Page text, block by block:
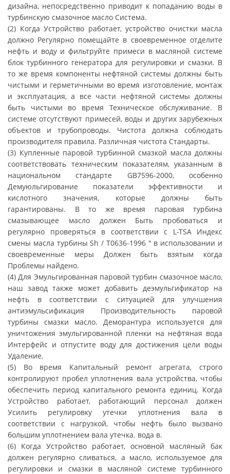
дизайна, непосредственно приводит к попаданию воды в
турбинскую смазочное масло Система.
(2) Когда Устройство работает, устройство очистки масла
должно Регулярно помещайте в своевременное отделите
нефть и воду и фильтруйте примеси в масляной системе
блок турбинного генератора для регулировки и смазки. В
то же время компоненты нефтяной системы должны быть
чистыми и герметичными во время изготовление, монтаж
и эксплуатация, а все части нефтяной системы должны
быть чистыми во время Техническое обслуживание. В
системе отсутствуют примесей, воды и других зарубежных
объектов и трубопроводы. Чистота должна соблюдать
производителя правила. Различная чистота Стандарты.
(3) Купленные паровой турбинной смазкой масла должны
соответствовать техническим показателям, указанным в
национальном стандарте GB7596-2000, особенно
Демуюльгирование показатели эффективности и
кислотного значения, которые должны быть
гарантированы. В то же время паровая турбина
смазывающее масло должен Быть пробоваться и
регулярно проверяться в соответствии с L-TSA Индекс
смены масла турбины Sh / T0636-1996 " в использовании и
своевременные меры Должен быть взятым когда
Проблемы найдено.
(4) Для Эмульгированная паровой турбин смазочное масло,
наш завод также может добавить деэмульгификатор на
нефть в соответствии с ситуацией для улучшения
антиэмульсификация Производительность паровой
турбины смазки масло. Деморантура используется для
уничтожения эмульгированной пленки на нефтяная вода
Интерфейс и отпустите воду для достижения цели воды
Удаление.
(5) Во время Капитальный ремонт агрегата, строго
контролируют пробел уплотнения вала устройства, чтобы
обеспечить период капитального ремонта единиц. Когда
Устройство работает, работающий персонал должен
Усилить регулировку утечки уплотнения вала в
соответствии с нагрузкой, чтобы нефть было вызвано
большим уплотнением вала утечка. вода в.
(6) Когда Устройство работает, основной масляный бак
должен регулярно сливаться, а масло, используемое для
регулировки и смазки в масляной системе турбинного